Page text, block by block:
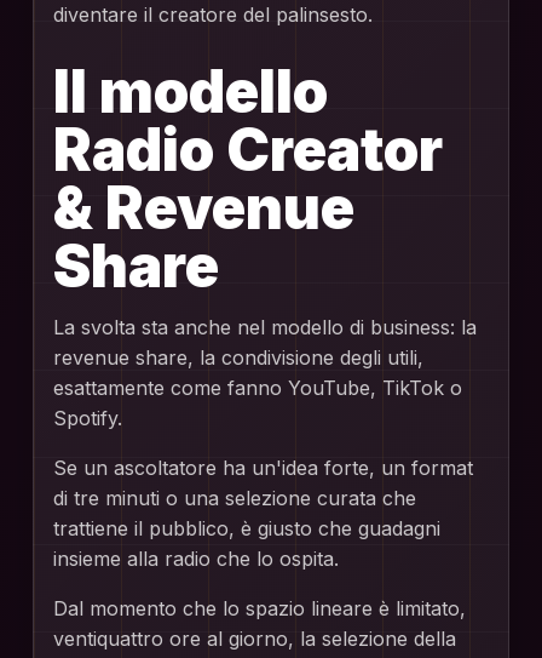
diventare il creatore del palinsesto.
Il modello
Radio Creator
& Revenue
Share
La svolta sta anche nel modello di business: la
revenue share, la condivisione degli utili,
esattamente come fanno YouTube, TikTok o
Spotify.
Se un ascoltatore ha un'idea forte, un format
di tre minuti o una selezione curata che
trattiene il pubblico, è giusto che guadagni
insieme alla radio che lo ospita.
Dal momento che lo spazio lineare è limitato,
ventiquattro ore al giorno, la selezione della